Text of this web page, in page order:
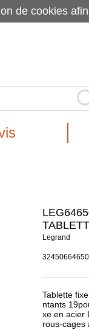
Legrand
Tablette
ntants
xe en acier
rous-cages
de cookies